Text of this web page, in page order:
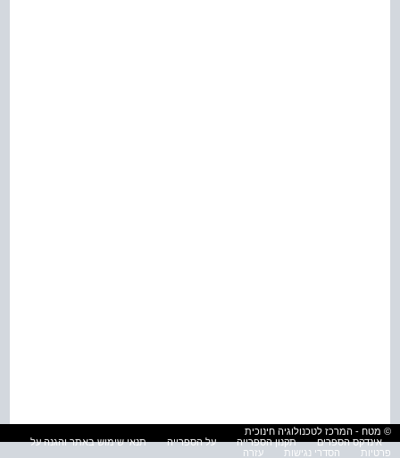
© מטח - המרכז לטכנולוגיה חינוכית
אינדקס הספרים
תקנון הספרייה על הספרייה
תנאי שימוש באתר והגנה על
פרטיות
הסדרי נגישות עזרה